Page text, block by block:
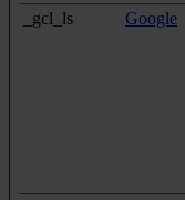
_gcl_ls Google